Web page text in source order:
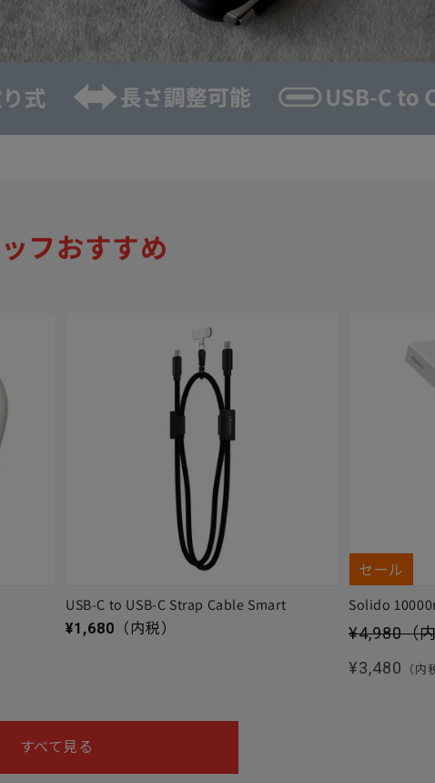
フおすすめ
USB-C to USB-C Strap Cable Smart
通常価格
¥1,680 （内税）
セール
Solido
セール価格
¥4,980（
通常価格
¥3,480 （内
すべて見る